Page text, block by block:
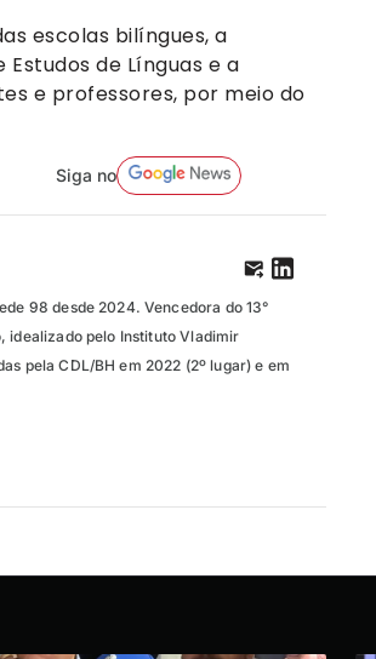
escolas bilíngues, a
de Línguas e a
e professores, por meio do
Siga no
98 desde 2024. Vencedora do 13°
idealizado pelo Instituto Vladimir
pela CDL/BH em 2022 (2º lugar) e em